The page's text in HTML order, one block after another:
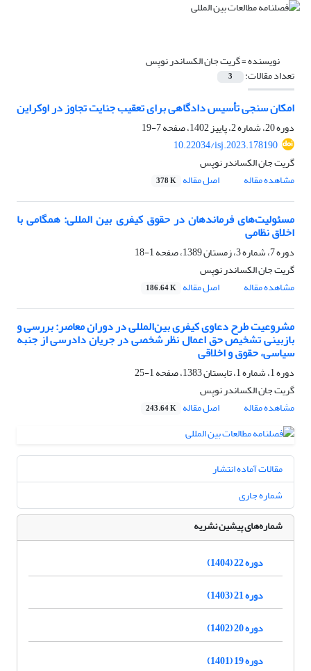
نویسنده =گریت جان الکساندر نوپس
تعداد مقالات: 3
امکان سنجی تأسیس دادگاهی برای تعقیب جنایت تجاوز در اوکراین
دوره 20، شماره 2، پاییز 1402، صفحه
7-19
10.22034/isj.2023.178190
گریت جان الکساندر نوپس
مشاهده مقاله
اصل مقاله 378 K
مسئولیت‌های فرماندهان در حقوق کیفری بین المللی: همگامی با
اخلاق نظامی
دوره 7، شماره 3، زمستان 1389، صفحه
1-18
گریت جان الکساندر نوپس
مشاهده مقاله
اصل مقاله 186.64 K
مشروعیت طرح دعاوی کیفری بین‌المللی در دوران معاصر: بررسی و
بازبینی تشخیص حق اعمال نظر شخصی در جریان دادرسی از جنبه
سیاسی، حقوق و اخلاقی
دوره 1، شماره 1، تابستان 1383، صفحه
1-25
گریت جان الکساندر نوپس
مشاهده مقاله
اصل مقاله 243.64 K
مقالات آماده انتشار
شماره جاری
شماره‌های پیشین نشریه
دوره 22 (1404)
دوره 21 (1403)
دوره 20 (1402)
دوره 19 (1401)